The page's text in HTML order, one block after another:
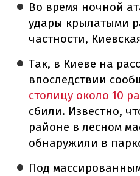
Во время ночной
удары крылатыми
частности,
Так, в Киеве на
впоследствии
столицу около 10
сбили. Известно,
районе в лесном
обнаружили в
Под